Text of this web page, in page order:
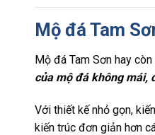
Mộ đá Tam
Mộ đá Tam Sơn hay
của mộ đá không mái,
Với thiết kế nhỏ gọn,
kiến trúc đơn giản hơn